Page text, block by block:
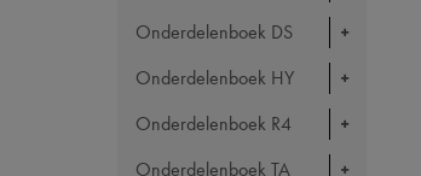
Onderdelenboek DS
Onderdelenboek HY
Onderdelenboek R4
Onderdelenboek TA